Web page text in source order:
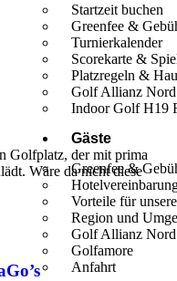
Startzeit buchen
Greenfee &
Turnierkalender
Scorekarte &
Platzregeln &
Golf Allianz Nord
Indoor Golf H19
Gäste
Greenfee &
Vorteile für
Region und
Golf Allianz Nord
Golfamore
Anfahrt
Golfplatz, der mit prima
Wäre da nicht diese